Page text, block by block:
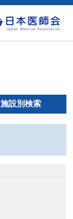
施設別検索